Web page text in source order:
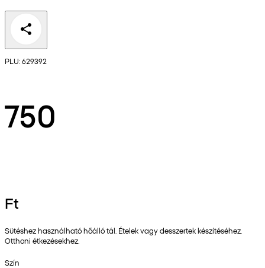
PLU: 629392
750
Ft
Sütéshez használható hőálló tál. Ételek vagy desszertek készítéséhez.
Otthoni étkezésekhez.
Szín